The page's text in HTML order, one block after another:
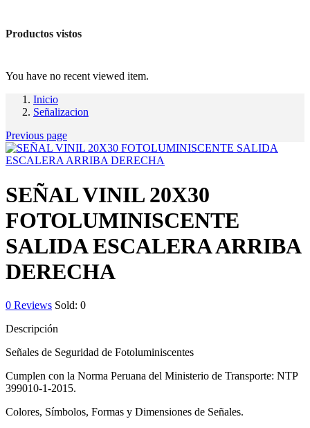
Productos vistos
You have no recent viewed item.
Inicio
Señalizacion
Previous page
SEÑAL VINIL 20X30
FOTOLUMINISCENTE
SALIDA ESCALERA ARRIBA
DERECHA
0 Reviews Sold: 0
Descripción
Señales de Seguridad de Fotoluminiscentes
Cumplen con la Norma Peruana del Ministerio de Transporte: NTP
399010-1-2015.
Colores, Símbolos, Formas y Dimensiones de Señales.